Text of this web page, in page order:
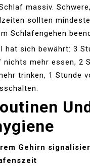
massiv. Schwere,
sollten
Schlafengehen
hat sich bewährt: 3
nichts mehr essen, 2
trinken, 1 Stunde
Gehirn